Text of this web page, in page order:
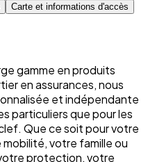
Carte et informations d'accès
gamme en produits
en assurances, nous
et indépendante
particuliers que pour les
Que ce soit pour votre
votre famille ou
protection, votre